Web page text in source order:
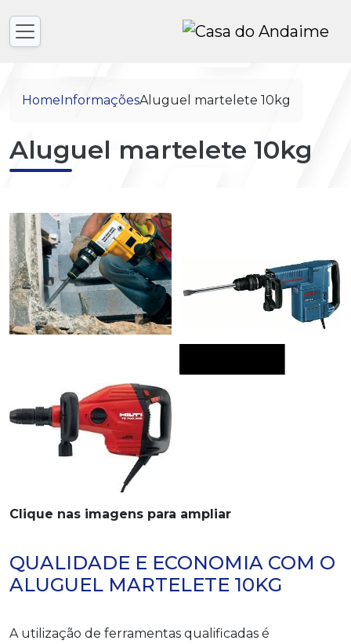
HomeInformaçõesAluguel martelete 10kg
Aluguel martelete 10kg
Clique nas imagens para ampliar
QUALIDADE E ECONOMIA COM O
ALUGUEL MARTELETE 10KG
A utilização de ferramentas qualificadas é